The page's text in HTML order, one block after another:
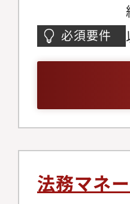
必須要件
法務マネ